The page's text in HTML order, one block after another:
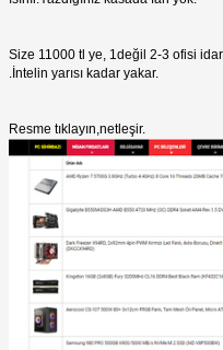
Size 11000 tl ye, 1değil 2-3 ofisi
.İntelin yarısı kadar yakar.
Resme tıklayın,netleşir.